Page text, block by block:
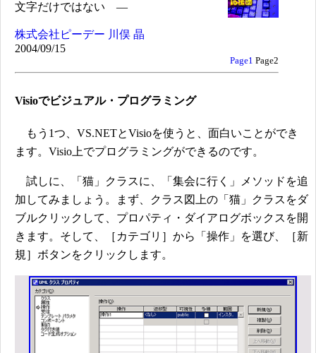
文字だけではない ―
株式会社ピーデー 川俣 晶
2004/09/15
Page1 Page2
Visioでビジュアル・プログラミング
もう1つ、VS.NETとVisioを使うと、面白いことができ
ます。Visio上でプログラミングができるのです。
試しに、「猫」クラスに、「集会に行く」メソッドを追
加してみましょう。まず、クラス図上の「猫」クラスをダ
ブルクリックして、プロパティ・ダイアログボックスを開
きます。そして、［カテゴリ］から「操作」を選び、［新
規］ボタンをクリックします。